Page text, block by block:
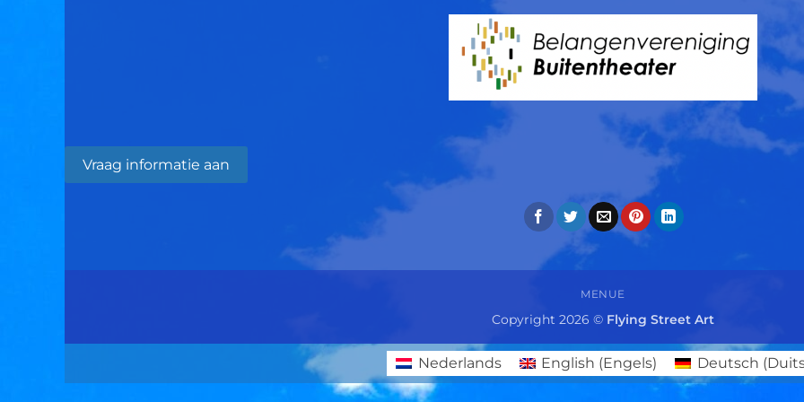
Vraag informatie aan
MENUE
Copyright 2026 © Flying Street Art
Nederlands English (Engels) Deutsch (